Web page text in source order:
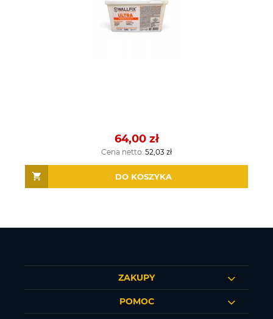
64,00 zł
Cena netto: 52,03 zł
DO KOSZYKA
ZAKUPY
POMOC